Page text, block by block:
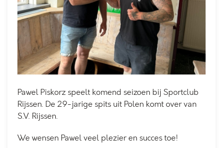
Pawel Piskorz speelt komend seizoen bij Sportclub
Rijssen. De 29-jarige spits uit Polen komt over van
S.V. Rijssen.
We wensen Pawel veel plezier en succes toe!